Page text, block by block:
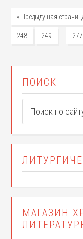
« Предыдущая
248 249 … 277
ПОИСК
МАГАЗИН